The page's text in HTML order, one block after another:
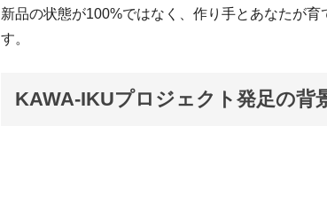
新品の状態が100%ではなく、作り手とあなたが
す。
KAWA-IKUプロジェクト発足の背